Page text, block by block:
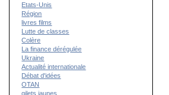
Etats-Unis
Région
livres films
Lutte de classes
Colère
La finance dérégulée
Ukraine
Actualité internationale
Débat d'idées
OTAN
gilets jaunes